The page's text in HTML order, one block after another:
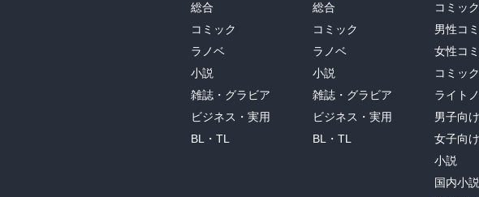
総合
コミック
ラノベ
小説
雑誌・グラビア
ビジネス・実用
BL・TL
総合
コミック
ラノベ
小説
雑誌・グラビア
ビジネス・実用
BL・TL
コミック
男性コ
女性コ
コミッ
ライト
男子向
女子向
小説
国内小説